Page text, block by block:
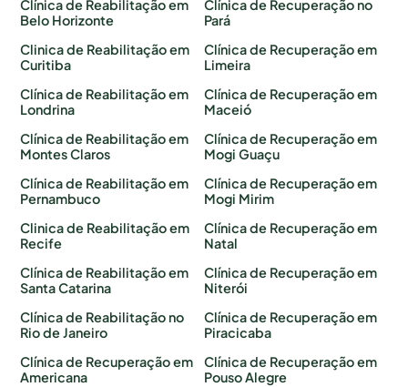
Clínica de Reabilitação em
Belo Horizonte
Clinica de Reabilitação em
Curitiba
Clínica de Reabilitação em
Londrina
Clínica de Reabilitação em
Montes Claros
Clínica de Reabilitação em
Pernambuco
Clinica de Reabilitação em
Recife
Clínica de Reabilitação em
Santa Catarina
Clínica de Reabilitação no
Rio de Janeiro
Clínica de Recuperação em
Americana
Clínica de Recuperação no
Pará
Clínica de Recuperação em
Limeira
Clínica de Recuperação em
Maceió
Clínica de Recuperação em
Mogi Guaçu
Clínica de Recuperação em
Mogi Mirim
Clínica de Recuperação em
Natal
Clínica de Recuperação em
Niterói
Clínica de Recuperação em
Piracicaba
Clínica de Recuperação em
Pouso Alegre